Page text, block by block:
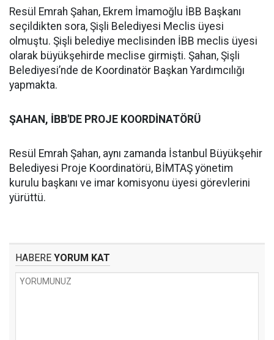
Resül Emrah Şahan, Ekrem İmamoğlu İBB Başkanı
seçildikten sora, Şişli Belediyesi Meclis üyesi
olmuştu. Şişli belediye meclisinden İBB meclis üyesi
olarak büyükşehirde meclise girmişti. Şahan, Şişli
Belediyesi’nde de Koordinatör Başkan Yardımcılığı
yapmakta.
ŞAHAN, İBB'DE PROJE KOORDİNATÖRÜ
Resül Emrah Şahan, aynı zamanda İstanbul Büyükşehir
Belediyesi Proje Koordinatörü, BİMTAŞ yönetim
kurulu başkanı ve imar komisyonu üyesi görevlerini
yürüttü.
HABERE YORUM KAT